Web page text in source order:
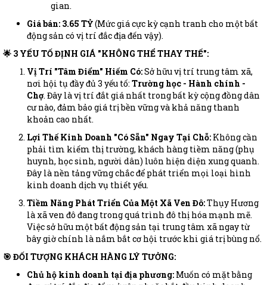
gian.
Giá bán: 3.65 TỶ(Mức giá cực kỳ cạnh tranh cho một bất
động sản có vị trí đắc địa đến vậy).
🌟 3 YẾU TỐ ĐỊNH GIÁ "KHÔNG THỂ THAY THẾ":
Vị Trí "Tâm Điểm" Hiếm Có:Sở hữu vị trí trung tâm xã,
nơi hội tụ đầy đủ 3 yếu tố: Trường học - Hành chính -
Chợ. Đây là vị trí đắt giá nhất trong bất kỳ cộng đồng dân
cư nào, đảm bảo giá trị bền vững và khả năng thanh
khoản cao nhất.
Lợi Thế Kinh Doanh "Có Sẵn" Ngay Tại Chỗ: Không cần
phải tìm kiếm thị trường, khách hàng tiềm năng (phụ
huynh, học sinh, người dân) luôn hiện diện xung quanh.
Đây là nền tảng vững chắc để phát triển mọi loại hình
kinh doanh dịch vụ thiết yếu.
Tiềm Năng Phát Triển Của Một Xã Ven Đô:Thụy Hương
là xã ven đô đang trong quá trình đô thị hóa mạnh mẽ.
Việc sở hữu một bất động sản tại trung tâm xã ngay từ
bây giờ chính là nắm bắt cơ hội trước khi giá trị bùng nổ.
🎯 ĐỐI TƯỢNG KHÁCH HÀNG LÝ TƯỞNG:
Chủ hộ kinh doanh tại địa phương: Muốn có mặt bằng